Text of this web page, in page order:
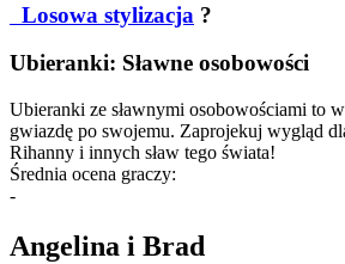
Losowa stylizacja ?
Ubieranki: Sławne osobowości
Ubieranki ze sławnymi osobowościami to
gwiazdę po swojemu. Zaprojekuj wygląd
Rihanny i innych sław tego świata!
Średnia ocena graczy:
-
Angelina i Brad